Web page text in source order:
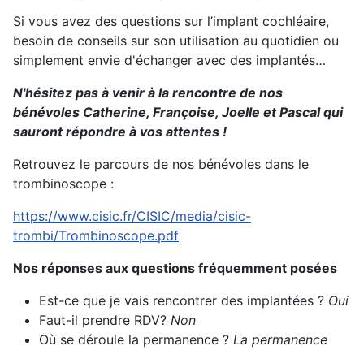
Si vous avez des questions sur l’implant cochléaire,
besoin de conseils sur son utilisation au quotidien ou
simplement envie d'échanger avec des implantés…
N'hésitez pas à venir à la rencontre de nos
bénévoles Catherine, Françoise, Joelle et Pascal qui
sauront répondre à vos attentes !
Retrouvez le parcours de nos bénévoles dans le
trombinoscope :
https://www.cisic.fr/CISIC/media/cisic-
trombi/Trombinoscope.pdf
Nos réponses aux questions fréquemment posées
Est-ce que je vais rencontrer des implantées ? Oui
Faut-il prendre RDV? Non
Où se déroule la permanence ? La permanence